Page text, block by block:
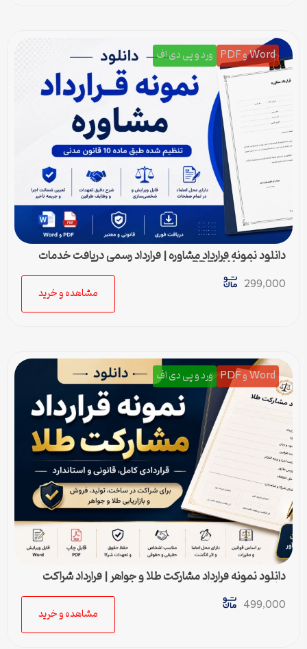
Word و PDF ورد و پی دی اف
دانلود نمونه قرارداد مشاوره | قرارداد رسمی دریافت خدمات
مشاوره Word و PDF
299,000
مشاهده و خرید
Word و PDF ورد و پی دی اف
دانلود نمونه قرارداد مشارکت طلا و جواهر | قرارداد شراکت
ساخت و فروش طلا
499,000
مشاهده و خرید